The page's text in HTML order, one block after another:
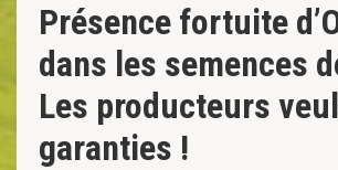
Présence fortuite
dans les semences
Les producteurs
garanties !